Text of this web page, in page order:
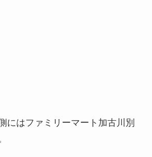
にはファミリーマート加古川別